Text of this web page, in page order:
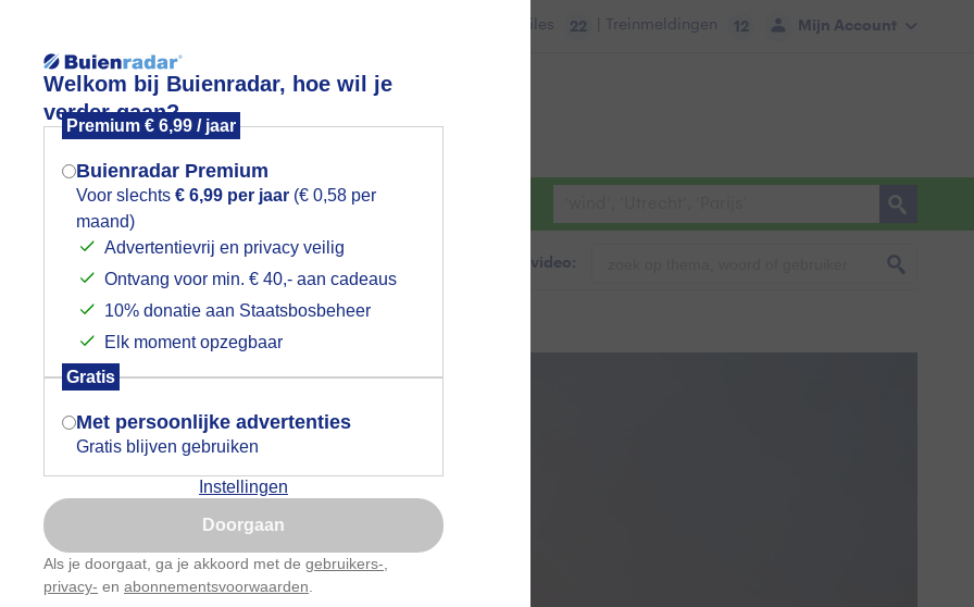
Welkom bij Buienradar, hoe wil je
verder gaan?
Premium € 6,99 / jaar
Buienradar Premium
Voor slechts € 6,99 per jaar (€ 0,58 per
maand)
Advertentievrij en privacy veilig
Ontvang voor min. € 40,- aan cadeaus
10% donatie aan Staatsbosbeheer
Elk moment opzegbaar
Gratis
Met persoonlijke advertenties
Gratis blijven gebruiken
Instellingen
Doorgaan
Als je doorgaat, ga je akkoord met de gebruikers-
privacy- en abonnementsvoorwaarden
Mijn Account
Files 22 | Treinmeldingen 12
Foto en video Weerzine
Zoeken in foto & video:
Mogen we je locatie gebruiken voor
het weer?
Indien je hier nog geen akkoord op hebt
gegeven, verschijnt er zo een pop-up uit
je browser waarin deze toestemming
gevraagd wordt.
Is goed, toon de popup
Nu niet, misschien later
Gebruik je Safari en wil je niet elke dag deze pop-up